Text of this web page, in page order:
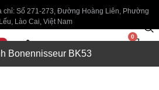
Số 271-273, Đường Hoàng Liên, Phường
Lào Cai, Việt Nam
0
Bonennisseur BK53